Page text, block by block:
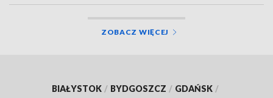
ZOBACZ WIĘCEJ
BIAŁYSTOK / BYDGOSZCZ / GDAŃSK /